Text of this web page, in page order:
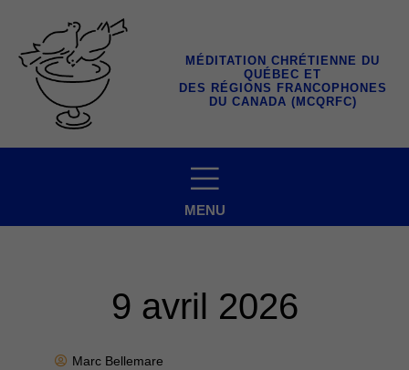
contenu
MÉDITATION CHRÉTIENNE DU
QUÉBEC ET
DES RÉGIONS FRANCOPHONES
DU CANADA (MCQRFC)
MENU
9 avril 2026
Marc Bellemare